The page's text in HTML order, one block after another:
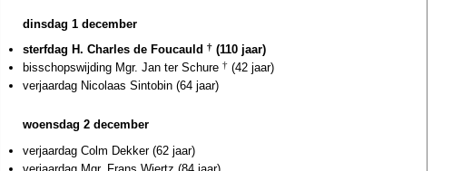
dinsdag 1 december
sterfdag H. Charles de Foucauld † (110 jaar)
bisschopswijding Mgr. Jan ter Schure † (42 jaar)
verjaardag Nicolaas Sintobin (64 jaar)
woensdag 2 december
verjaardag Colm Dekker (62 jaar)